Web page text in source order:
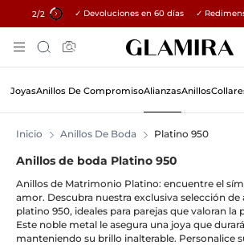
1/2 15% en todos los
✓ Devoluciones en 60 días ✓
To
Content
Búsqueda
JoyasAnillos De CompromisoAlianzasAnillos
Inicio Anillos De Boda Platino 950
Anillos de boda Platino 950
Anillos de Matrimonio Platino: encuentre el
amor. Descubra nuestra exclusiva selección de
platino 950, ideales para parejas que valoran la
Este noble metal le asegura una joya que
manteniendo su brillo inalterable. Personalice